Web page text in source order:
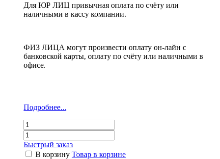
Для ЮР ЛИЦ привычная оплата по счёту или
наличными в кассу компании.
ФИЗ ЛИЦА могут произвести оплату он-лайн с
банковской карты, оплату по счёту или наличными в
офисе.
Подробнее...
Быстрый заказ
В корзину Товар в корзине